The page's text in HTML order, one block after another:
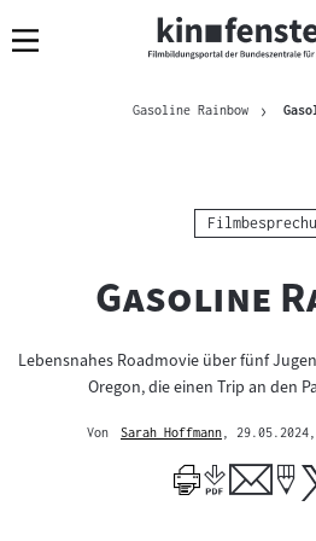
Navigation
zum
zur
Brotkrümelnavigation
Gasoline Rainbow
Kategorie:
"
Gasoline
Lebensnahes Roadmovie über fünf
Oregon, die einen Trip an den
Von
Sarah Hoffmann
zum
Author
, 29.05.2024